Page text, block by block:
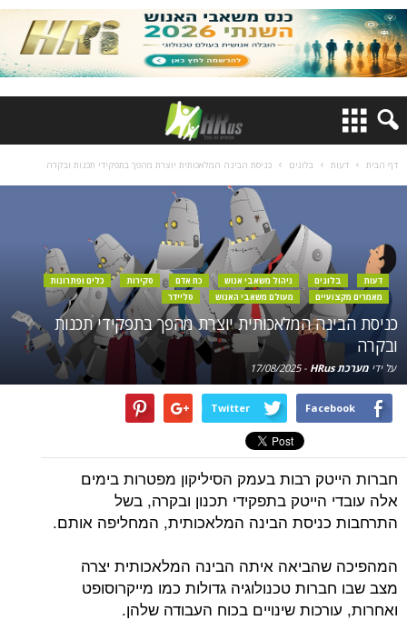
דף הבית דעות בלוגים כניסת הבינה המלאכותית יוצרת מהפך בתפקידי תכנות ובקרה
דעות בלוגים ניהול משאבי אנוש כח אדם סקירות
כלים ופתרונות
מאמרים מקצועיים
מעולם משאבי האנוש סליידר
כניסת הבינה המלאכותית יוצרת מהפך בתפקידי תכנות
ובקרה
על ידי מערכת HRus -
17/08/2025
Facebook
Twitter
חברות הייטק רבות בעמק הסיליקון מפטרות בימים
אלה עובדי הייטק בתפקידי תכנון ובקרה, בשל
התרחבות כניסת הבינה המלאכותית, המחליפה אותם.
המהפיכה שהביאה איתה הבינה המלאכותית יצרה
מצב שבו חברות טכנולוגיה גדולות כמו מייקרוסופט
ואחרות, עורכות שינויים בכוח העבודה שלהן.